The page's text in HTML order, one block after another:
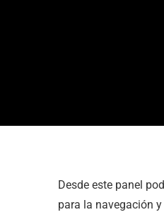
Desde este panel
para la navegación